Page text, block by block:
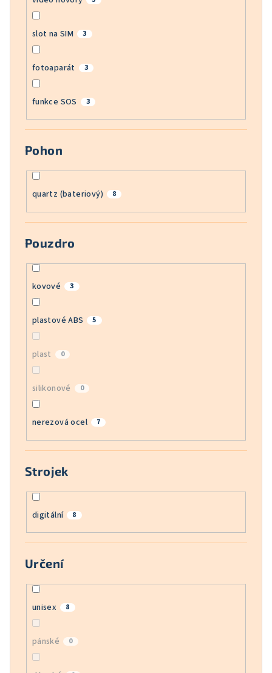
slot na SIM 3
fotoaparát 3
funkce SOS 3
Pohon
quartz (bateriový) 8
Pouzdro
kovové 3
plastové ABS 5
plast 0
silikonové 0
nerezová ocel 7
Strojek
digitální 8
Určení
unisex 8
pánské 0